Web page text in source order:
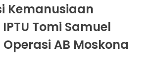
Kemanusiaan
Tomi Samuel
AB Moskona